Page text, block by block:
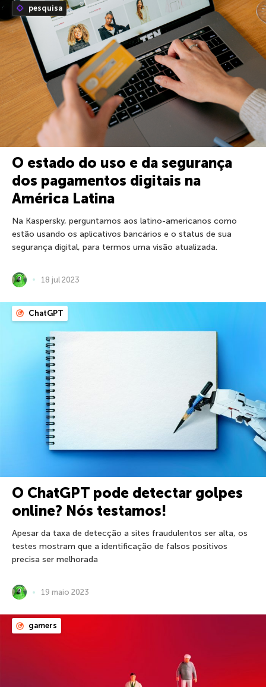
pesquisa
O estado do uso e da segurança
dos pagamentos digitais na
América Latina
Na Kaspersky, perguntamos aos latino-americanos como
estão usando os aplicativos bancários e o status de sua
segurança digital, para termos uma visão atualizada.
18 jul 2023
ChatGPT
O ChatGPT pode detectar golpes
online? Nós testamos!
Apesar da taxa de detecção a sites fraudulentos ser alta, os
testes mostram que a identificação de falsos positivos
precisa ser melhorada
19 maio 2023
gamers